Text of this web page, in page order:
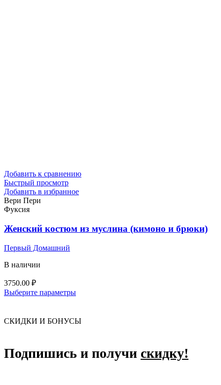
Добавить к сравнению
Быстрый просмотр
Добавить в избранное
Вери Пери
Фуксия
Женский костюм из муслина (кимоно и брюки)
Первый Домашний
В наличии
3750.00 ₽
Выберите параметрыЭтот
несколько
выбрать
СКИДКИ И БОНУСЫ
Подпишись и получи скидку!